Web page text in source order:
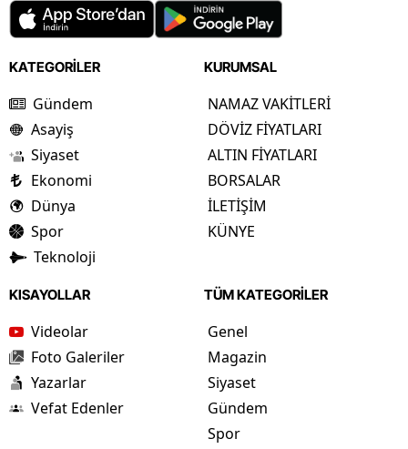
KATEGORİLER
Gündem
Asayiş
Siyaset
Ekonomi
Dünya
Spor
Teknoloji
KURUMSAL
NAMAZ VAKİTLERİ
DÖVİZ FİYATLARI
ALTIN FİYATLARI
BORSALAR
İLETİŞİM
KÜNYE
KISAYOLLAR
Videolar
Foto Galeriler
Yazarlar
Vefat Edenler
TÜM KATEGORİLER
Genel
Magazin
Siyaset
Gündem
Spor